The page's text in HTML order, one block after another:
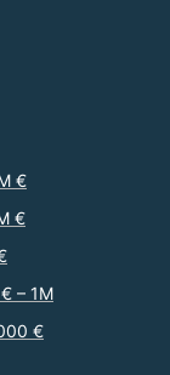
€
€
– 1M
€